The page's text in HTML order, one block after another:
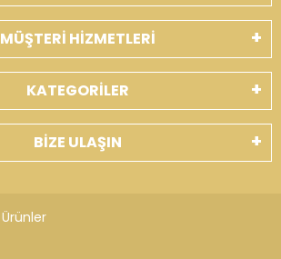
MÜŞTERİ HİZMETLERİ
KATEGORİLER
BİZE ULAŞIN